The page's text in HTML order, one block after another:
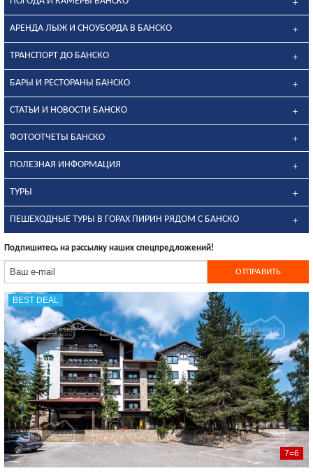
АРЕНДА ЛЫЖ И СНОУБОРДА В БАНСКО
ТРАНСПОРТ ДО БАНСКО
БАРЫ И РЕСТОРАНЫ БАНСКО
СТАТЬИ И НОВОСТИ БАНСКО
ФОТООТЧЕТЫ БАНСКО
ПОЛЕЗНАЯ ИНФОРМАЦИЯ
ТУРЫ
ПЕШЕХОДНЫЕ ТУРЫ В ГОРАХ ПИРИН РЯДОМ С БАНСКО
Подпишитесь на рассылку наших спецпредложений!
BEST DEAL
7=6